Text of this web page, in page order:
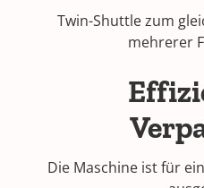
Twin-Shuttle zum
mehrerer
Die Maschine ist für